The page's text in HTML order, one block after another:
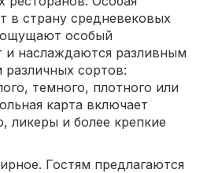
в страну средневековых
особый
и наслаждаются разливным
сортов:
темного, плотного или
карта включает
ликеры и более крепкие
Гостям предлагаются